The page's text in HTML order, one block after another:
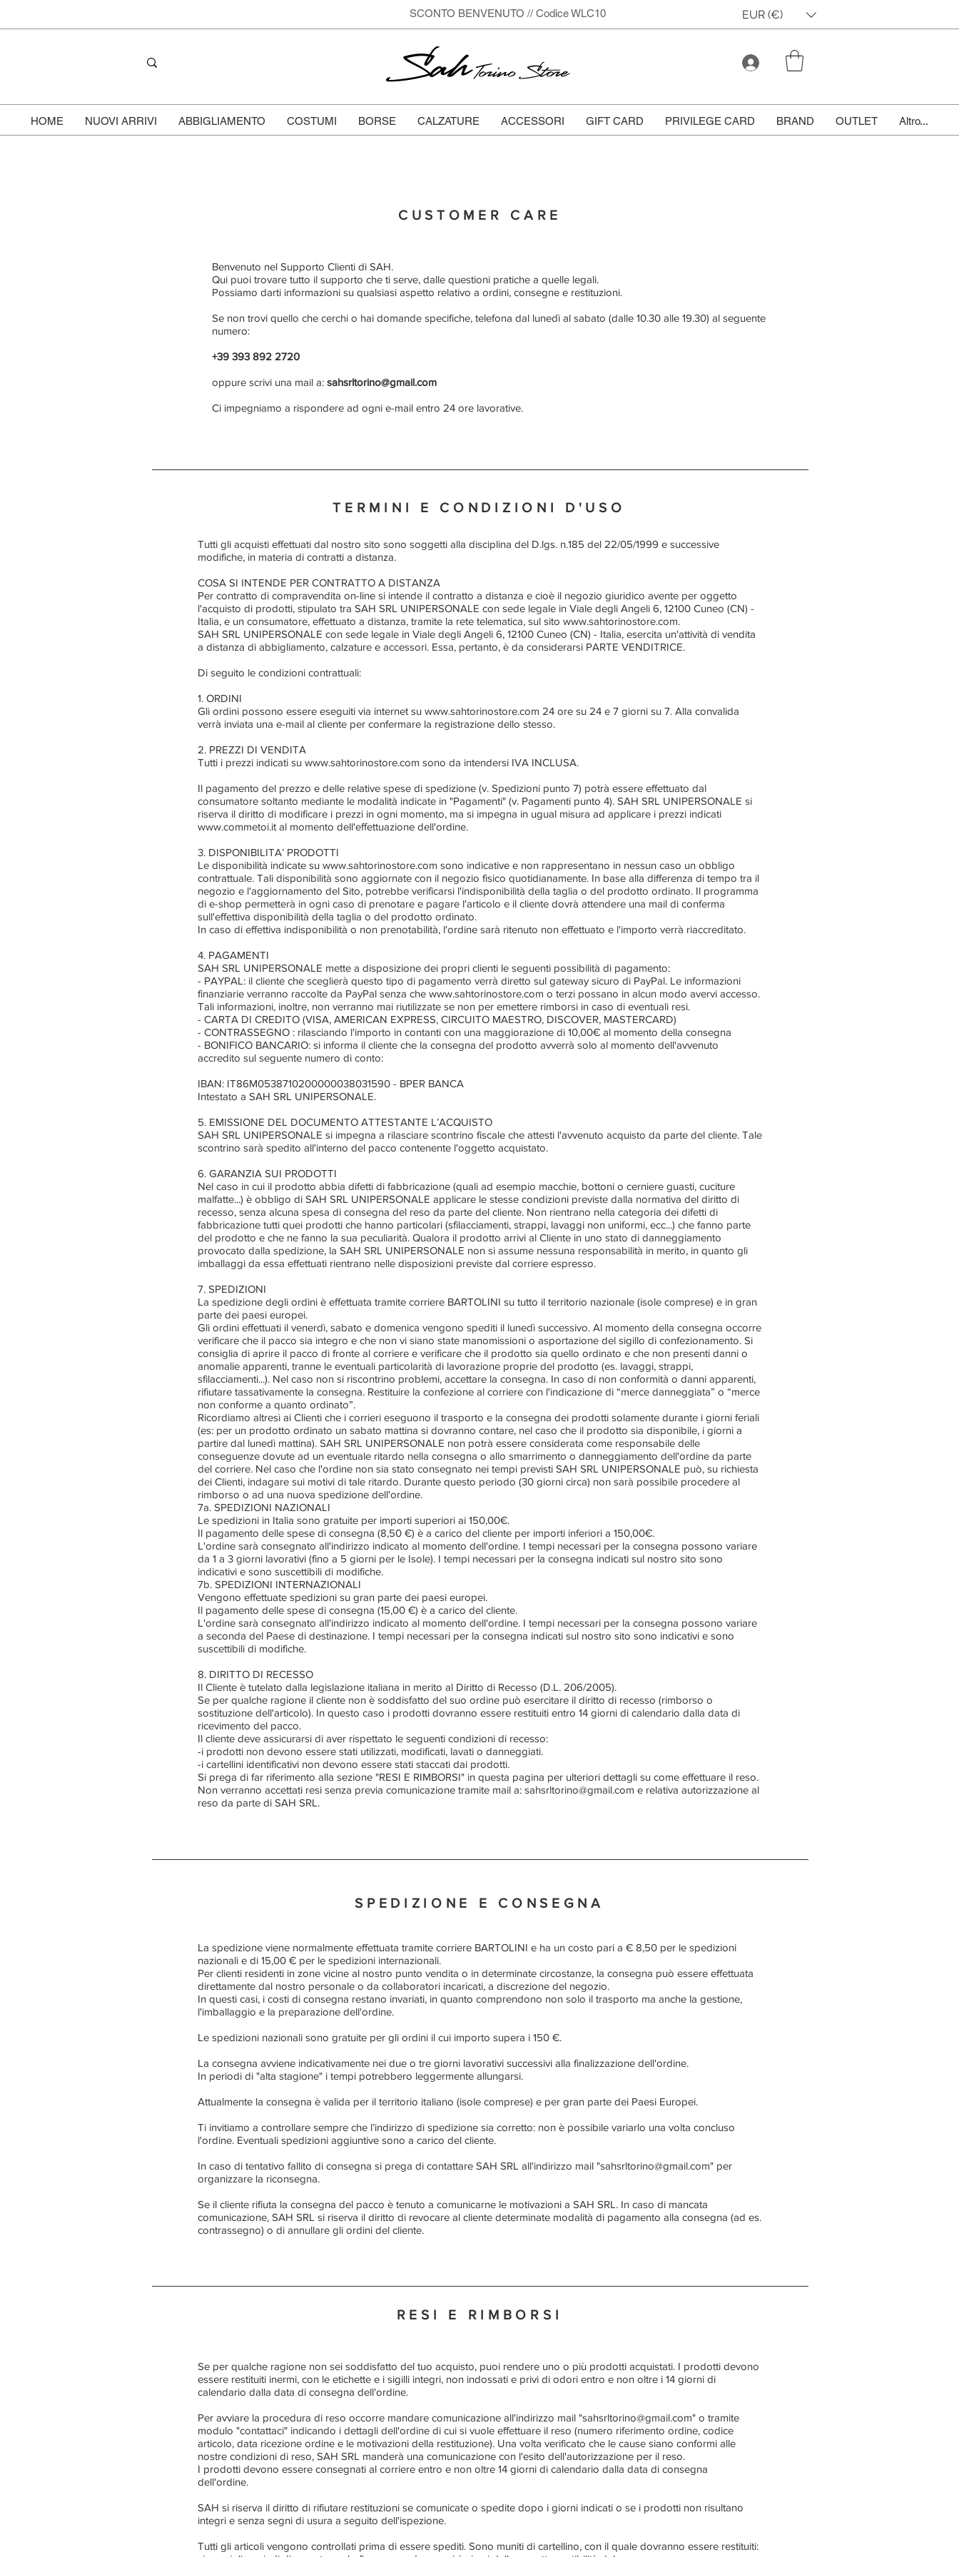
SCONTO BENVENUTO // Codice WLC10 EUR (€)
SahTorino Store
HOME NUOVI ARRIVI ABBIGLIAMENTO COSTUMI BORSE CALZATURE ACCESSORI GIFT CARD PRIVILEGE CARD BRAND OUTLET Altro...
CUSTOMER CARE
Benvenuto nel Supporto Clienti di SAH.
Qui puoi trovare tutto il supporto che ti serve, dalle questioni pratiche a quelle legali.
Possiamo darti informazioni su qualsiasi aspetto relativo a ordini, consegne e restituzioni.
Se non trovi quello che cerchi o hai domande specifiche, telefona dal lunedì al sabato (dalle 10.30 alle 19.30) al seguente
numero:
+39 393 892 2720
oppure scrivi una mail a: sahsrltorino@gmail.com
Ci impegniamo a rispondere ad ogni e-mail entro 24 ore lavorative.
TERMINI E CONDIZIONI D'USO
Tutti gli acquisti effettuati dal nostro sito sono soggetti alla disciplina del D.lgs. n.185 del 22/05/1999 e successive
modifiche, in materia di contratti a distanza.
COSA SI INTENDE PER CONTRATTO A DISTANZA
Per contratto di compravendita on-line si intende il contratto a distanza e cioè il negozio giuridico avente per oggetto
l'acquisto di prodotti, stipulato tra SAH SRL UNIPERSONALE con sede legale in Viale degli Angeli 6, 12100 Cuneo (CN) -
Italia, e un consumatore, effettuato a distanza, tramite la rete telematica, sul sito www.sahtorinostore.com.
SAH SRL UNIPERSONALE con sede legale in Viale degli Angeli 6, 12100 Cuneo (CN) - Italia, esercita un'attività di vendita
a distanza di abbigliamento, calzature e accessori. Essa, pertanto, è da considerarsi PARTE VENDITRICE.
Di seguito le condizioni contrattuali:
1. ORDINI
Gli ordini possono essere eseguiti via internet su www.sahtorinostore.com 24 ore su 24 e 7 giorni su 7. Alla convalida
verrà inviata una e-mail al cliente per confermare la registrazione dello stesso.
2. PREZZI DI VENDITA
Tutti i prezzi indicati su www.sahtorinostore.com sono da intendersi IVA INCLUSA.
Il pagamento del prezzo e delle relative spese di spedizione (v. Spedizioni punto 7) potrà essere effettuato dal
consumatore soltanto mediante le modalità indicate in "Pagamenti" (v. Pagamenti punto 4). SAH SRL UNIPERSONALE si
riserva il diritto di modificare i prezzi in ogni momento, ma si impegna in ugual misura ad applicare i prezzi indicati
www.commetoi.it al momento dell'effettuazione dell'ordine.
3. DISPONIBILITA’ PRODOTTI
Le disponibilità indicate su www.sahtorinostore.com sono indicative e non rappresentano in nessun caso un obbligo
contrattuale. Tali disponibilità sono aggiornate con il negozio fisico quotidianamente. In base alla differenza di tempo tra il
negozio e l'aggiornamento del Sito, potrebbe verificarsi l'indisponibilità della taglia o del prodotto ordinato. Il programma
di e-shop permetterà in ogni caso di prenotare e pagare l'articolo e il cliente dovrà attendere una mail di conferma
sull'effettiva disponibilità della taglia o del prodotto ordinato.
In caso di effettiva indisponibilità o non prenotabilità, l'ordine sarà ritenuto non effettuato e l'importo verrà riaccreditato.
4. PAGAMENTI
SAH SRL UNIPERSONALE mette a disposizione dei propri clienti le seguenti possibilità di pagamento:
- PAYPAL: il cliente che sceglierà questo tipo di pagamento verrà diretto sul gateway sicuro di PayPal. Le informazioni
finanziarie verranno raccolte da PayPal senza che www.sahtorinostore.com o terzi possano in alcun modo avervi accesso.
Tali informazioni, inoltre, non verranno mai riutilizzate se non per emettere rimborsi in caso di eventuali resi.
- CARTA DI CREDITO (VISA, AMERICAN EXPRESS, CIRCUITO MAESTRO, DISCOVER, MASTERCARD)
- CONTRASSEGNO : rilasciando l'importo in contanti con una maggiorazione di 10,00€ al momento della consegna
- BONIFICO BANCARIO: si informa il cliente che la consegna del prodotto avverrà solo al momento dell'avvenuto
accredito sul seguente numero di conto:
IBAN: IT86M0538710200000038031590 - BPER BANCA
Intestato a SAH SRL UNIPERSONALE.
5. EMISSIONE DEL DOCUMENTO ATTESTANTE L’ACQUISTO
SAH SRL UNIPERSONALE si impegna a rilasciare scontrino fiscale che attesti l'avvenuto acquisto da parte del cliente. Tale
scontrino sarà spedito all'interno del pacco contenente l'oggetto acquistato.
6. GARANZIA SUI PRODOTTI
Nel caso in cui il prodotto abbia difetti di fabbricazione (quali ad esempio macchie, bottoni o cerniere guasti, cuciture
malfatte...) è obbligo di SAH SRL UNIPERSONALE applicare le stesse condizioni previste dalla normativa del diritto di
recesso, senza alcuna spesa di consegna del reso da parte del cliente. Non rientrano nella categoria dei difetti di
fabbricazione tutti quei prodotti che hanno particolari (sfilacciamenti, strappi, lavaggi non uniformi, ecc...) che fanno parte
del prodotto e che ne fanno la sua peculiarità. Qualora il prodotto arrivi al Cliente in uno stato di danneggiamento
provocato dalla spedizione, la SAH SRL UNIPERSONALE non si assume nessuna responsabilità in merito, in quanto gli
imballaggi da essa effettuati rientrano nelle disposizioni previste dal corriere espresso.
7. SPEDIZIONI
La spedizione degli ordini è effettuata tramite corriere BARTOLINI su tutto il territorio nazionale (isole comprese) e in gran
parte dei paesi europei.
Gli ordini effettuati il venerdì, sabato e domenica vengono spediti il lunedì successivo. Al momento della consegna occorre
verificare che il pacco sia integro e che non vi siano state manomissioni o asportazione del sigillo di confezionamento. Si
consiglia di aprire il pacco di fronte al corriere e verificare che il prodotto sia quello ordinato e che non presenti danni o
anomalie apparenti, tranne le eventuali particolarità di lavorazione proprie del prodotto (es. lavaggi, strappi,
sfilacciamenti...). Nel caso non si riscontrino problemi, accettare la consegna. In caso di non conformità o danni apparenti,
rifiutare tassativamente la consegna. Restituire la confezione al corriere con l'indicazione di “merce danneggiata” o “merce
non conforme a quanto ordinato”.
Ricordiamo altresì ai Clienti che i corrieri eseguono il trasporto e la consegna dei prodotti solamente durante i giorni feriali
(es: per un prodotto ordinato un sabato mattina si dovranno contare, nel caso che il prodotto sia disponibile, i giorni a
partire dal lunedì mattina). SAH SRL UNIPERSONALE non potrà essere considerata come responsabile delle
conseguenze dovute ad un eventuale ritardo nella consegna o allo smarrimento o danneggiamento dell'ordine da parte
del corriere. Nel caso che l'ordine non sia stato consegnato nei tempi previsti SAH SRL UNIPERSONALE può, su richiesta
dei Clienti, indagare sui motivi di tale ritardo. Durante questo periodo (30 giorni circa) non sarà possibile procedere al
rimborso o ad una nuova spedizione dell'ordine.
7a. SPEDIZIONI NAZIONALI
Le spedizioni in Italia sono gratuite per importi superiori ai 150,00€.
Il pagamento delle spese di consegna (8,50 €) è a carico del cliente per importi inferiori a 150,00€.
L'ordine sarà consegnato all'indirizzo indicato al momento dell'ordine. I tempi necessari per la consegna possono variare
da 1 a 3 giorni lavorativi (fino a 5 giorni per le Isole). I tempi necessari per la consegna indicati sul nostro sito sono
indicativi e sono suscettibili di modifiche.
7b. SPEDIZIONI INTERNAZIONALI
Vengono effettuate spedizioni su gran parte dei paesi europei.
Il pagamento delle spese di consegna (15,00 €) è a carico del cliente.
L'ordine sarà consegnato all'indirizzo indicato al momento dell'ordine. I tempi necessari per la consegna possono variare
a seconda del Paese di destinazione. I tempi necessari per la consegna indicati sul nostro sito sono indicativi e sono
suscettibili di modifiche.
8. DIRITTO DI RECESSO
Il Cliente è tutelato dalla legislazione italiana in merito al Diritto di Recesso (D.L. 206/2005).
Se per qualche ragione il cliente non è soddisfatto del suo ordine può esercitare il diritto di recesso (rimborso o
sostituzione dell'articolo). In questo caso i prodotti dovranno essere restituiti entro 14 giorni di calendario dalla data di
ricevimento del pacco.
Il cliente deve assicurarsi di aver rispettato le seguenti condizioni di recesso:
-i prodotti non devono essere stati utilizzati, modificati, lavati o danneggiati.
-i cartellini identificativi non devono essere stati staccati dai prodotti.
Si prega di far riferimento alla sezione "RESI E RIMBORSI" in questa pagina per ulteriori dettagli su come effettuare il reso.
Non verranno accettati resi senza previa comunicazione tramite mail a: sahsrltorino@gmail.com e relativa autorizzazione al
reso da parte di SAH SRL.
SPEDIZIONE E CONSEGNA
La spedizione viene normalmente effettuata tramite corriere BARTOLINI e ha un costo pari a € 8,50 per le spedizioni
nazionali e di 15,00 € per le spedizioni internazionali.
Per clienti residenti in zone vicine al nostro punto vendita o in determinate circostanze, la consegna può essere effettuata
direttamente dal nostro personale o da collaboratori incaricati, a discrezione del negozio.
In questi casi, i costi di consegna restano invariati, in quanto comprendono non solo il trasporto ma anche la gestione,
l'imballaggio e la preparazione dell'ordine.
Le spedizioni nazionali sono gratuite per gli ordini il cui importo supera i 150 €.
La consegna avviene indicativamente nei due o tre giorni lavorativi successivi alla finalizzazione dell'ordine.
In periodi di "alta stagione" i tempi potrebbero leggermente allungarsi.
Attualmente la consegna è valida per il territorio italiano (isole comprese) e per gran parte dei Paesi Europei.
Ti invitiamo a controllare sempre che l’indirizzo di spedizione sia corretto: non è possibile variarlo una volta concluso
l'ordine. Eventuali spedizioni aggiuntive sono a carico del cliente.
In caso di tentativo fallito di consegna si prega di contattare SAH SRL all'indirizzo mail "sahsrltorino@gmail.com" per
organizzare la riconsegna.
Se il cliente rifiuta la consegna del pacco è tenuto a comunicarne le motivazioni a SAH SRL. In caso di mancata
comunicazione, SAH SRL si riserva il diritto di revocare al cliente determinate modalità di pagamento alla consegna (ad es.
contrassegno) o di annullare gli ordini del cliente.
RESI E RIMBORSI
Se per qualche ragione non sei soddisfatto del tuo acquisto, puoi rendere uno o più prodotti acquistati. I prodotti devono
essere restituiti inermi, con le etichette e i sigilli integri, non indossati e privi di odori entro e non oltre i 14 giorni di
calendario dalla data di consegna dell'ordine.
Per avviare la procedura di reso occorre mandare comunicazione all'indirizzo mail "sahsrltorino@gmail.com" o tramite
modulo "contattaci" indicando i dettagli dell'ordine di cui si vuole effettuare il reso (numero riferimento ordine, codice
articolo, data ricezione ordine e le motivazioni della restituzione). Una volta verificato che le cause siano conformi alle
nostre condizioni di reso, SAH SRL manderà una comunicazione con l'esito dell'autorizzazione per il reso.
I prodotti devono essere consegnati al corriere entro e non oltre 14 giorni di calendario dalla data di consegna
dell'ordine.
SAH si riserva il diritto di rifiutare restituzioni se comunicate o spedite dopo i giorni indicati o se i prodotti non risultano
integri e senza segni di usura a seguito dell'ispezione.
Tutti gli articoli vengono controllati prima di essere spediti. Sono muniti di cartellino, con il quale dovranno essere restituiti: